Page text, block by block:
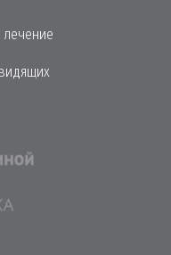
лечение